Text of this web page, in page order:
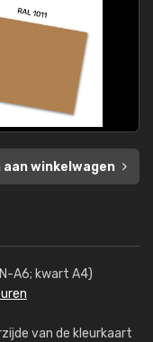
aan winkelwagen
A6; kwart A4)
van de kleurkaart